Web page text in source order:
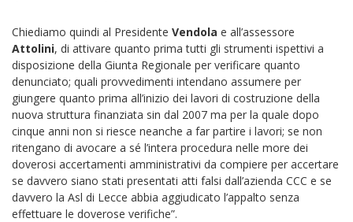
Chiediamo quindi al Presidente Vendola e all’assessore
Attolini, di attivare quanto prima tutti gli strumenti ispettivi a
disposizione della Giunta Regionale per verificare quanto
denunciato; quali provvedimenti intendano assumere per
giungere quanto prima all’inizio dei lavori di costruzione della
nuova struttura finanziata sin dal 2007 ma per la quale dopo
cinque anni non si riesce neanche a far partire i lavori; se non
ritengano di avocare a sé l’intera procedura nelle more dei
doverosi accertamenti amministrativi da compiere per accertare
se davvero siano stati presentati atti falsi dall’azienda CCC e se
davvero la Asl di Lecce abbia aggiudicato l’appalto senza
effettuare le doverose verifiche”.